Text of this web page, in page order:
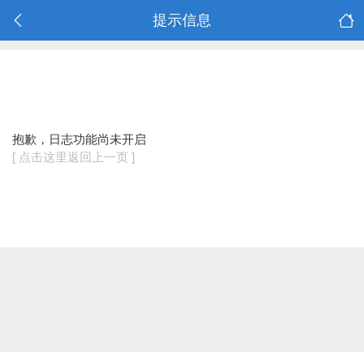
提示信息
抱歉，日志功能尚未开启
[ 点击这里返回上一页 ]